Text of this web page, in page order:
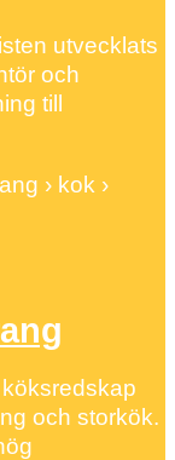
utvecklats
och
till
› kok ›
och storkök.